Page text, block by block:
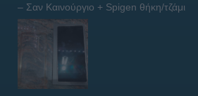
– Σαν Καινούργιο + Spigen θήκη/τζάμι